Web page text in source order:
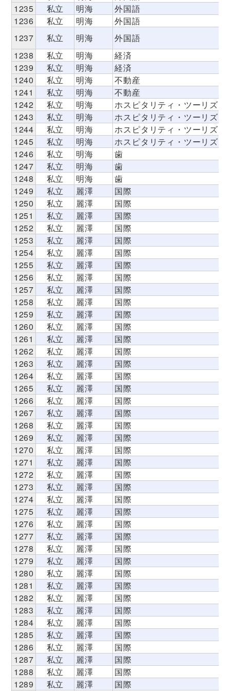
1235
私立 明海
外国語
1236
私立 明海
外国語
1237
私立 明海
外国語
1238
私立 明海
経済
1239
私立 明海
経済
1240
私立 明海
不動産
1241
私立 明海
不動産
1242
私立 明海
ホスピタリティ・ツーリズム
1243
私立 明海
ホスピタリティ・ツーリズム
1244
私立 明海
ホスピタリティ・ツーリズム
1245
私立 明海
ホスピタリティ・ツーリズム
1246
私立 明海
歯
1247
私立 明海
歯
1248
私立 明海
歯
1249
私立 麗澤
国際
1250
私立 麗澤
国際
1251
私立 麗澤
国際
1252
私立 麗澤
国際
1253
私立 麗澤
国際
1254
私立 麗澤
国際
1255
私立 麗澤
国際
1256
私立 麗澤
国際
1257
私立 麗澤
国際
1258
私立 麗澤
国際
1259
私立 麗澤
国際
1260
私立 麗澤
国際
1261
私立 麗澤
国際
1262
私立 麗澤
国際
1263
私立 麗澤
国際
1264
私立 麗澤
国際
1265
私立 麗澤
国際
1266
私立 麗澤
国際
1267
私立 麗澤
国際
1268
私立 麗澤
国際
1269
私立 麗澤
国際
1270
私立 麗澤
国際
1271
私立 麗澤
国際
1272
私立 麗澤
国際
1273
私立 麗澤
国際
1274
私立 麗澤
国際
1275
私立 麗澤
国際
1276
私立 麗澤
国際
1277
私立 麗澤
国際
1278
私立 麗澤
国際
1279
私立 麗澤
国際
1280
私立 麗澤
国際
1281
私立 麗澤
国際
1282
私立 麗澤
国際
1283
私立 麗澤
国際
1284
私立 麗澤
国際
1285
私立 麗澤
国際
1286
私立 麗澤
国際
1287
私立 麗澤
国際
1288
私立 麗澤
国際
1289
私立 麗澤
国際